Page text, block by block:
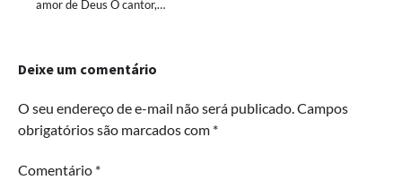
amor de Deus O cantor,…
Deixe um comentário
O seu endereço de e-mail não será publicado.Campos
obrigatórios são marcados com *
Comentário *